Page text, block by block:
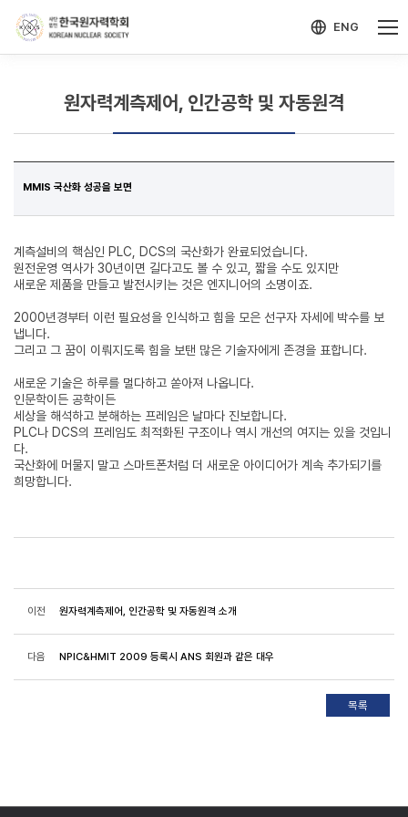
ENG
원자력계측제어, 인간공학 및 자동원격
MMIS 국산화 성공을 보면
계측설비의 핵심인 PLC, DCS의 국산화가 완료되었습니다.
원전운영 역사가 30년이면 길다고도 볼 수 있고, 짧을 수도 있지만
새로운 제품을 만들고 발전시키는 것은 엔지니어의 소명이죠.
2000년경부터 이런 필요성을 인식하고 힘을 모은 선구자 자세에 박수를 보
냅니다.
그리고 그 꿈이 이뤄지도록 힘을 보탠 많은 기술자에게 존경을 표합니다.
새로운 기술은 하루를 멀다하고 쏟아져 나옵니다.
인문학이든 공학이든
세상을 해석하고 분해하는 프레임은 날마다 진보합니다.
PLC나 DCS의 프레임도 최적화된 구조이나 역시 개선의 여지는 있을 것입니
다.
국산화에 머물지 말고 스마트폰처럼 더 새로운 아이디어가 계속 추가되기를
희망합니다.
이전 원자력계측제어, 인간공학 및 자동원격 소개
다음 NPIC&HMIT 2009 등록시 ANS 회원과 같은 대우